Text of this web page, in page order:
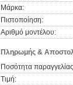
Μάρκα:
Πιστοποίηση:
Αριθμό μοντέλου:
Πληρωμής &
Ποσότητα
Τιμή: